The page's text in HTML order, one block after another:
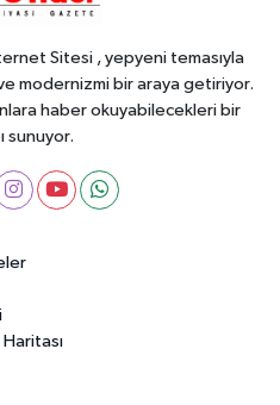
Sitesi , yepyeni temasıyla
modernizmi bir araya getiriyor.
haber okuyabilecekleri bir
sunuyor.